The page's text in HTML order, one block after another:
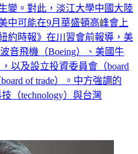
變。對此，淡江大學中國大陸
中可能在9月華盛頓高峰會上
約時報》在川習會前報導，美
音飛機（Boeing）、美國牛
以及設立投資委員會（board
of trade）。中方強調的
（technology）與台灣